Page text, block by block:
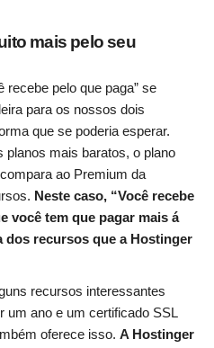
mais pelo seu
recebe pelo que paga” se
para os nossos dois
que se poderia esperar.
mais baratos, o plano
ao Premium da
Neste caso, “Você recebe
você tem que pagar mais á
dos recursos que a Hostinger
recursos interessantes
um ano e um certificado SSL
oferece isso. A Hostinger